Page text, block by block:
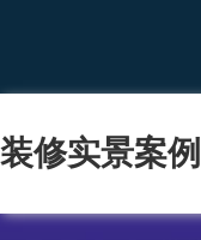
装修实景案